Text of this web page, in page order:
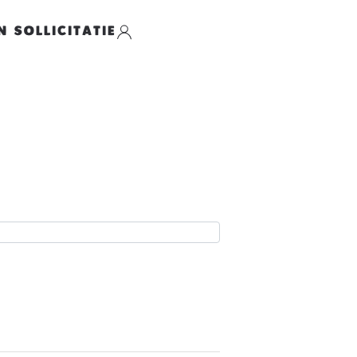
SOLLICITATIE